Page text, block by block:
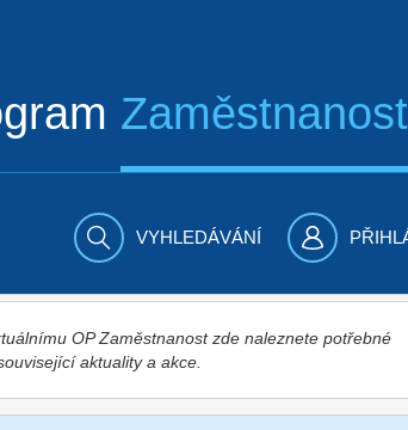
VYHLEDÁVÁNÍ
OP Zaměstnanost zde naleznete potřebné
aktuality a akce.